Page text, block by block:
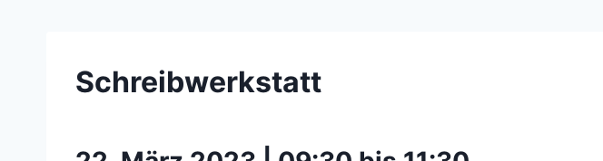
Schreibwerkstatt